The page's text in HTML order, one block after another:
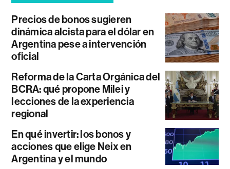
Precios de bonos sugieren
dinámica alcista para el dólar en
Argentina pese a intervención
oficial
Reforma de la Carta Orgánica del
BCRA: qué propone Milei y
lecciones de la experiencia
regional
En qué invertir: los bonos y
acciones que elige Neix en
Argentina y el mundo